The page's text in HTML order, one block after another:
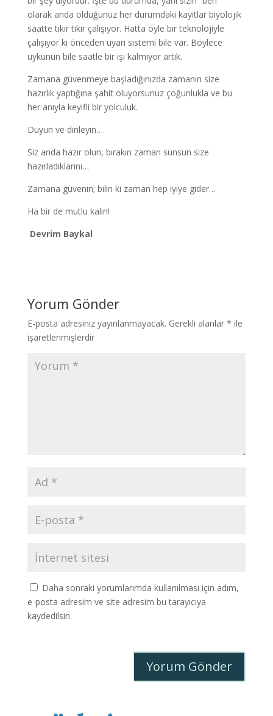
olarak anda olduğunuz her durumdaki kayıtlar biyolojik
saatte tıkır tıkır çalışıyor. Hatta öyle bir teknolojiyle
çalışıyor ki önceden uyarı sistemi bile var. Böylece
uykunun bile saatle bir işi kalmıyor artık.
Zamana güvenmeye başladığınızda zamanın size
hazırlık yaptığına şahit oluyorsunuz çoğunlukla ve bu
her anıyla keyifli bir yolculuk.
Duyun ve dinleyin…
Siz anda hazır olun, bırakın zaman sunsun size
hazırladıklarını…
Zamana güvenin; bilin ki zaman hep iyiye gider…
Ha bir de mutlu kalın!
Devrim Baykal
Yorum Gönder
E-posta adresiniz yayınlanmayacak. Gerekli alanlar * ile
işaretlenmişlerdir
Daha sonraki yorumlarımda kullanılması için adım,
e-posta adresim ve site adresim bu tarayıcıya
kaydedilsin.